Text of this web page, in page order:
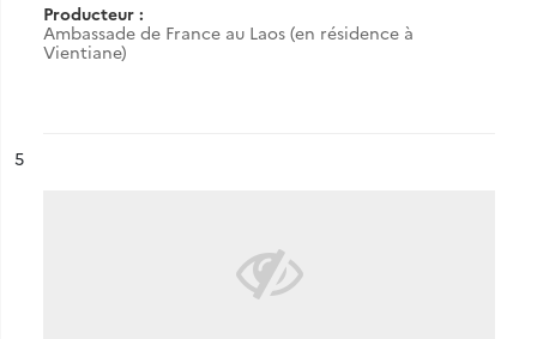
Producteur :
Ambassade de France au Laos (en résidence à
Vientiane)
n°
5